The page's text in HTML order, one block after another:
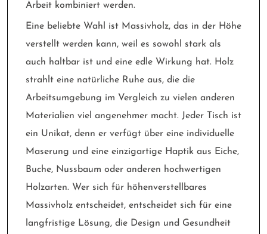
Arbeit kombiniert werden.
Eine beliebte Wahl ist Massivholz, das in der Höhe
verstellt werden kann, weil es sowohl stark als
auch haltbar ist und eine edle Wirkung hat. Holz
strahlt eine natürliche Ruhe aus, die die
Arbeitsumgebung im Vergleich zu vielen anderen
Materialien viel angenehmer macht. Jeder Tisch ist
ein Unikat, denn er verfügt über eine individuelle
Maserung und eine einzigartige Haptik aus Eiche,
Buche, Nussbaum oder anderen hochwertigen
Holzarten. Wer sich für höhenverstellbares
Massivholz entscheidet, entscheidet sich für eine
langfristige Lösung, die Design und Gesundheit